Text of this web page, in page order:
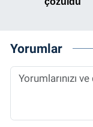
Yorumlar